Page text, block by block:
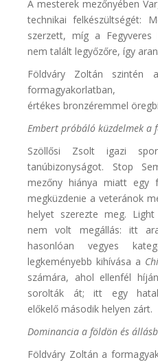
A mesterek mezőnyében
technikai felkészültségét:
szerzett, míg a Fegyveres
nem talált legyőzőre, így
Földváry Zoltán szintén
értékes bronzéremmel
Embert próbáló küzdelmek a
Szöllősi Zsolt igazi
tanúbizonyságot. Stop
mezőny hiánya miatt egy
megküzdenie a veteránok
helyet szerezte meg.
nem volt megállás: itt
hasonlóan vegyes
legkeményebb kihívása a
számára, ahol ellenfél
sorolták át; itt egy
előkelő második helyen zárt.
Dominancia a földön és
Földváry Zoltán a